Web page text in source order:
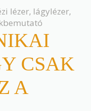
lézer, lágylézer,
CSAK
A